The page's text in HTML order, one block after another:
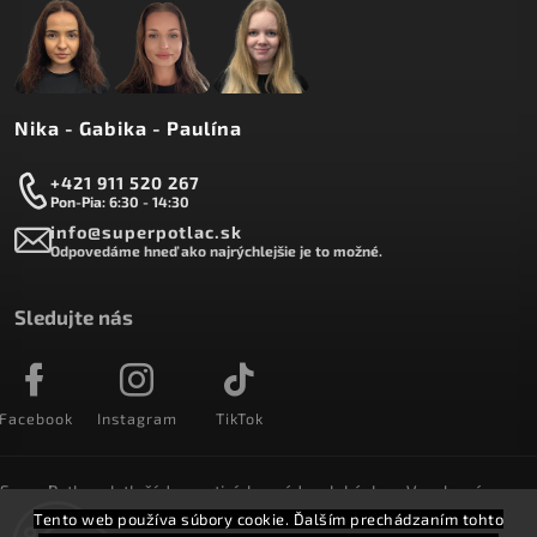
Tento web používa súbory cookie. Ďalším prechádzaním tohto
Nika - Gabika - Paulína
+421 911 520 267
Pon-Pia: 6:30 - 14:30
info@superpotlac.sk
Odpovedáme hneď ako najrýchlejšie je to možné.
Sledujte nás
Instagram TikTok
SuperPotlac.sk tlačí denne tisícky módnych kúskov. Vyrobené na
Slovensku a doručované do celého sveta :)